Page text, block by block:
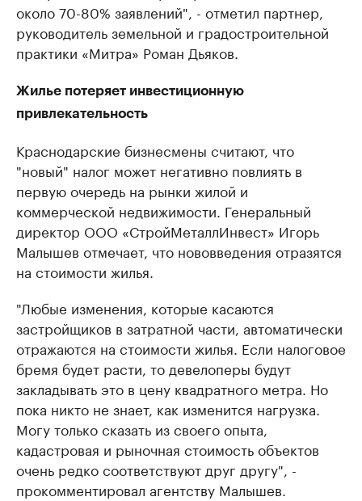
около 70-80% заявлений", - отметил партнер,
руководитель земельной и градостроительной
практики «Митра» Роман Дьяков.
Жилье потеряет инвестиционную
привлекательность
Краснодарские бизнесмены считают, что
"новый" налог может негативно повлиять в
первую очередь на рынки жилой и
коммерческой недвижимости. Генеральный
директор ООО «СтройМеталлИнвест» Игорь
Малышев отмечает, что нововведения отразятся
на стоимости жилья.
"Любые изменения, которые касаются
застройщиков в затратной части, автоматически
отражаются на стоимости жилья. Если налоговое
бремя будет расти, то девелоперы будут
закладывать это в цену квадратного метра. Но
пока никто не знает, как изменится нагрузка.
Могу только сказать из своего опыта,
кадастровая и рыночная стоимость объектов
очень редко соответствуют друг другу", -
прокомментировал агентству Малышев.